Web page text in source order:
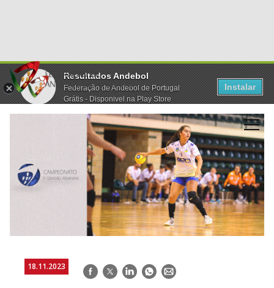
Resultados Andebol
Federação de Andebol de Portugal
Grátis - Disponivel na Play Store
Instalar
18.11.2023 Facebook
TwitterLinkedInWhatsApp
E-